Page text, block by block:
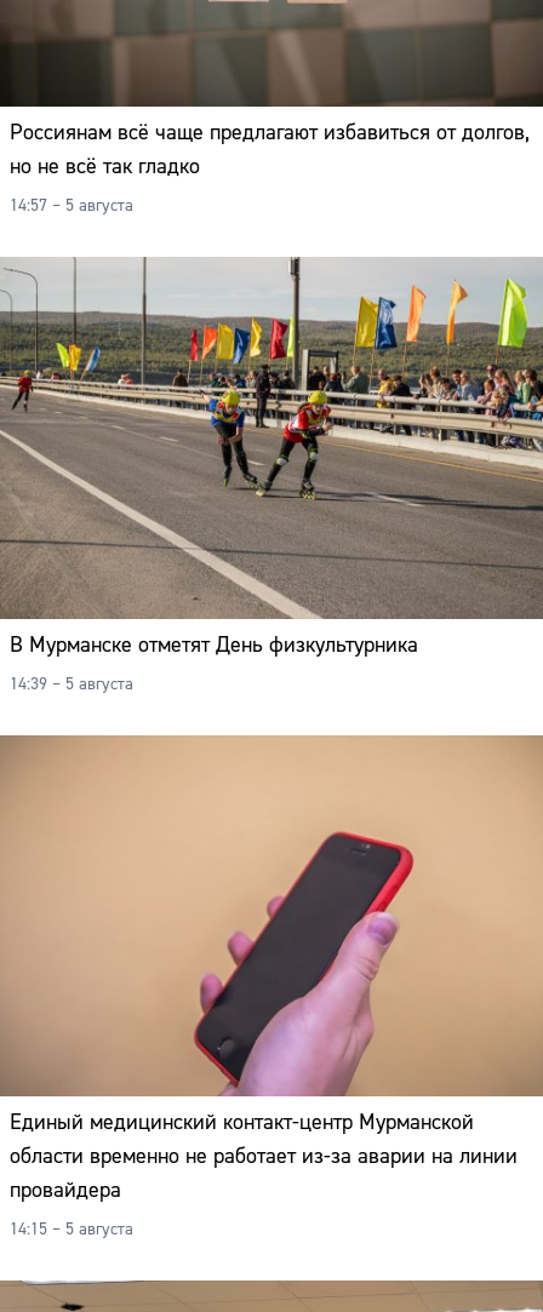
Россиянам всё чаще предлагают избавиться от долгов,
но не всё так гладко
14:57 – 5 августа
В Мурманске отметят День физкультурника
14:39 – 5 августа
Единый медицинский контакт-центр Мурманской
области временно не работает из-за аварии на линии
провайдера
14:15 – 5 августа